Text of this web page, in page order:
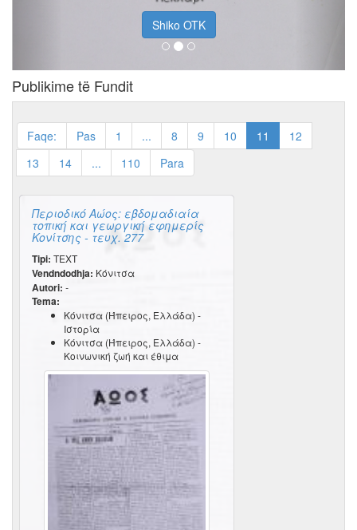
Shiko OTK
Publikime të Fundit
Faqe: Pas 1 ... 8 9 10 11
12
13
14 ... 110 Para
Περιοδικό Αώος: εβδομαδιαία
τοπική και γεωργική εφημερίς
Κονίτσης - τευχ. 277
Tipi: TEXT
Vendndodhja: Κόνιτσα
Autori: -
Tema:
Κόνιτσα (Ήπειρος, Ελλάδα) -
Ιστορία
Κόνιτσα (Ήπειρος, Ελλάδα) -
Κοινωνική ζωή και έθιμα